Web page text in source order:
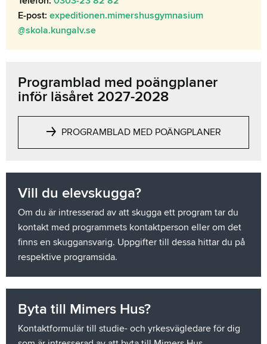
E-post: expeditionen.mimershusgymnasium
@skola.kungalv.se
Programblad med poängplaner
inför läsåret 2027-2028
PROGRAMBLAD MED POÄNGPLANER
Vill du elevskugga?
Om du är intresserad av att skugga ett program tar du
kontakt med programmets kontaktperson eller om det
finns en skuggansvarig. Uppgifter till dessa hittar du på
respektive programsida.
Byta till Mimers Hus?
Kontaktformulär till studie- och yrkesvägledare för dig